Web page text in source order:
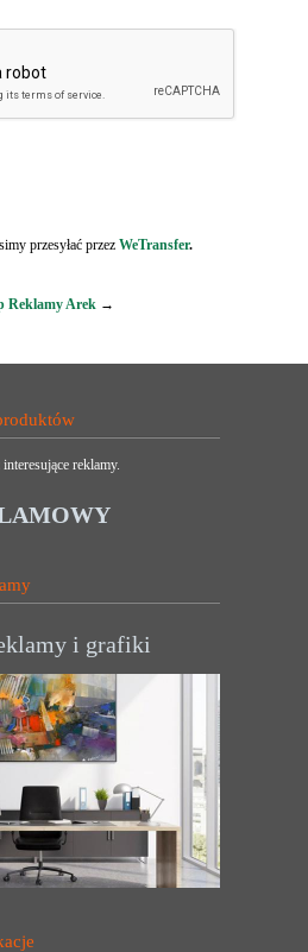
przesyłać przez WeTransfer.
Reklamy Arek →
reklamy.
i grafiki